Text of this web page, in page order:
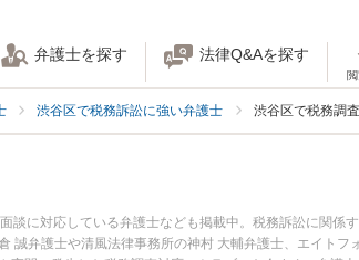
弁護士を探す 法律Q&Aを探す
渋谷区で税務訴訟に強い弁護士 渋谷区で税務調
に対応している弁護士なども掲載中。税務訴訟に関係
弁護士や清風法律事務所の神村 大輔弁護士、エイトフ